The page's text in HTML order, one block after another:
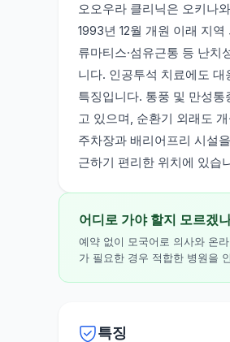
오오우라 클리닉은 오키나
1993년 12월 개원 이래 지
류마티스·섬유근통 등 난
니다. 인공투석 치료에도
특징입니다. 통풍 및 만성
고 있으며, 순환기 외래도
주차장과 배리어프리 시설
근하기 편리한 위치에 있습
어디로 가야 할지 모르겠
예약 없이 모국어로 의사와 온
가 필요한 경우 적합한 병원을
특징